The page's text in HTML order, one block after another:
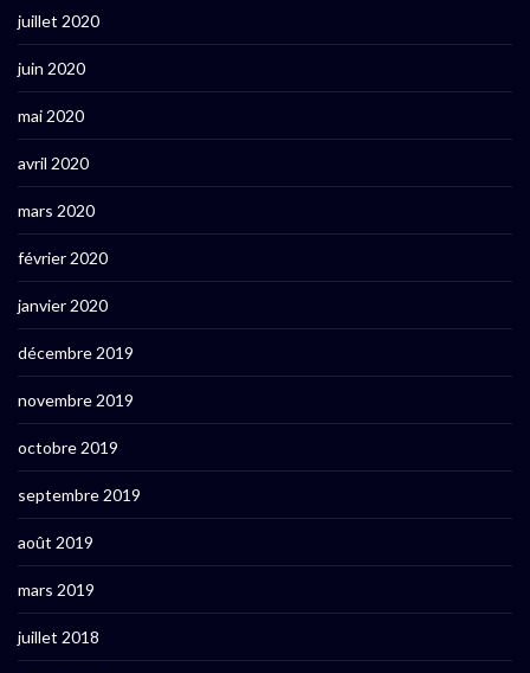
juillet 2020
juin 2020
mai 2020
avril 2020
mars 2020
février 2020
janvier 2020
décembre 2019
novembre 2019
octobre 2019
septembre 2019
août 2019
mars 2019
juillet 2018